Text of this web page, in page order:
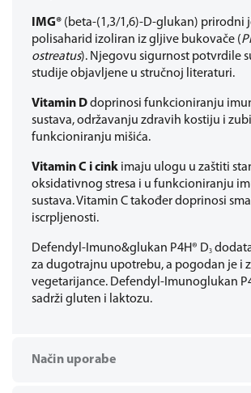
IMG® (beta-(1,3/1,6)-D-glukan) prirodni
polisaharid izoliran iz gljive bukovače (
ostreatus). Njegovu sigurnost potvrdile
studije objavljene u stručnoj literaturi.
Vitamin Ddoprinosi funkcioniranju
sustava, održavanju zdravih kostiju i
funkcioniranju mišića.
Vitamin C i cink imaju ulogu u zaštiti
oksidativnog stresa i u funkcioniranju
sustava. Vitamin C također doprinosi
iscrpljenosti.
Defendyl-Imuno&glukan P4H® D3
za dugotrajnu upotrebu, a pogodan je i
vegetarijance. Defendyl-Imunoglukan
sadrži gluten i laktozu.
Način uporabe